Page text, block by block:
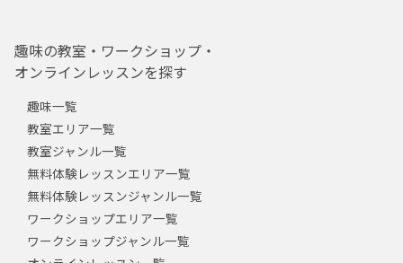
趣味の教室・ワークショップ・
オンラインレッスンを探す
趣味一覧
教室エリア一覧
教室ジャンル一覧
無料体験レッスンエリア一覧
無料体験レッスンジャンル一覧
ワークショップエリア一覧
ワークショップジャンル一覧